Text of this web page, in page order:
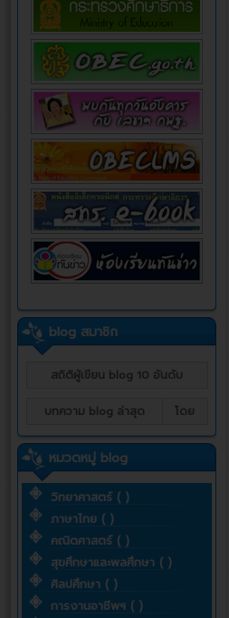
blog สมาชิก
สถิติผู้เขียน blog 10 อันดับ
บทความ blog ล่าสุด โดย
หมวดหมู่ blog
วิทยาศาสตร์ ( )
ภาษาไทย ( )
คณิตศาสตร์ ( )
สุขศึกษาและพลศึกษา ( )
ศิลปศึกษา ( )
การงานอาชีพฯ ( )